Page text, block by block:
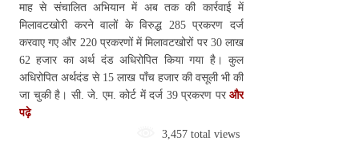
माह से संचालित अभियान में अब तक की कार्रवाई में
मिलावटखोरी करने वालों के विरुद्ध 285 प्रकरण दर्ज
करवाए गए और 220 प्रकरणों में मिलावटखोरों पर 30 लाख
62 हजार का अर्थ दंड अधिरोपित किया गया है। कुल
अधिरोपित अर्थदंड से 15 लाख पाँच हजार की वसूली भी की
जा चुकी है। सी. जे. एम. कोर्ट में दर्ज 39 प्रकरण पर और
पढ़े
3,457 total views